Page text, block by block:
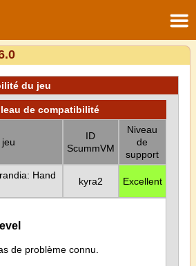
du jeu
de compatibilité
ID
ScummVM
Niveau
de
support
Hand
kyra2 Excellent
de problème connu.